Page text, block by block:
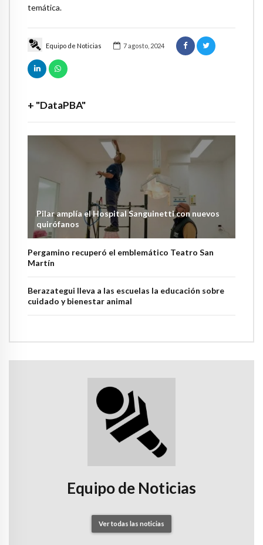
Equipo de Noticias 7 agosto, 2024
+ "DataPBA"
Pilar amplía el Hospital Sanguinetti con nuevos
quirófanos
Pergamino recuperó el emblemático Teatro San
Martín
Berazategui lleva a las escuelas la educación sobre
cuidado y bienestar animal
temática.
Equipo de Noticias
Ver todas las noticias